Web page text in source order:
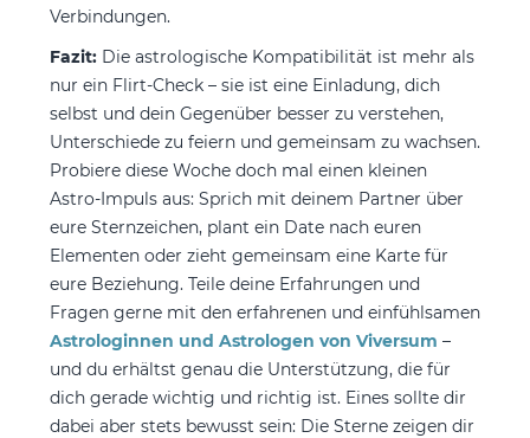
Verbindungen.
Fazit:Die astrologische Kompatibilität ist mehr als
nur ein Flirt-Check – sie ist eine Einladung, dich
selbst und dein Gegenüber besser zu verstehen,
Unterschiede zu feiern und gemeinsam zu wachsen.
Probiere diese Woche doch mal einen kleinen
Astro-Impuls aus: Sprich mit deinem Partner über
eure Sternzeichen, plant ein Date nach euren
Elementen oder zieht gemeinsam eine Karte für
eure Beziehung. Teile deine Erfahrungen und
Fragen gerne mit den erfahrenen und einfühlsamen
Astrologinnen und Astrologen von Viversum –
und du erhältst genau die Unterstützung, die für
dich gerade wichtig und richtig ist. Eines sollte dir
dabei aber stets bewusst sein: Die Sterne zeigen dir